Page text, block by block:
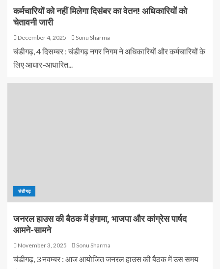
कर्मचारियों को नहीं मिलेगा दिसंबर का वेतन! अधिकारियों को
चेतावनी जारी
December 4, 2025 Sonu Sharma
चंडीगढ़, 4 दिसम्बर : चंडीगढ़ नगर निगम ने अधिकारियों और कर्मचारियों के
लिए आधार-आधारित...
चंडीगढ़
जनरल हाउस की बैठक में हंगामा, भाजपा और कांग्रेस पार्षद
आमने-सामने
November 3, 2025 Sonu Sharma
चंडीगढ़, 3 नवम्बर : आज आयोजित जनरल हाउस की बैठक में उस समय